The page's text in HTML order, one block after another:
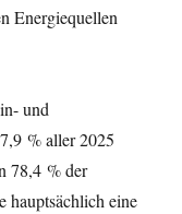
Energiequellen
und
% aller 2025
78,4 % der
hauptsächlich eine